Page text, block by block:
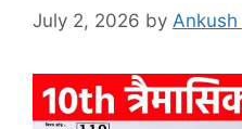
July 2, 2026 by Ankush